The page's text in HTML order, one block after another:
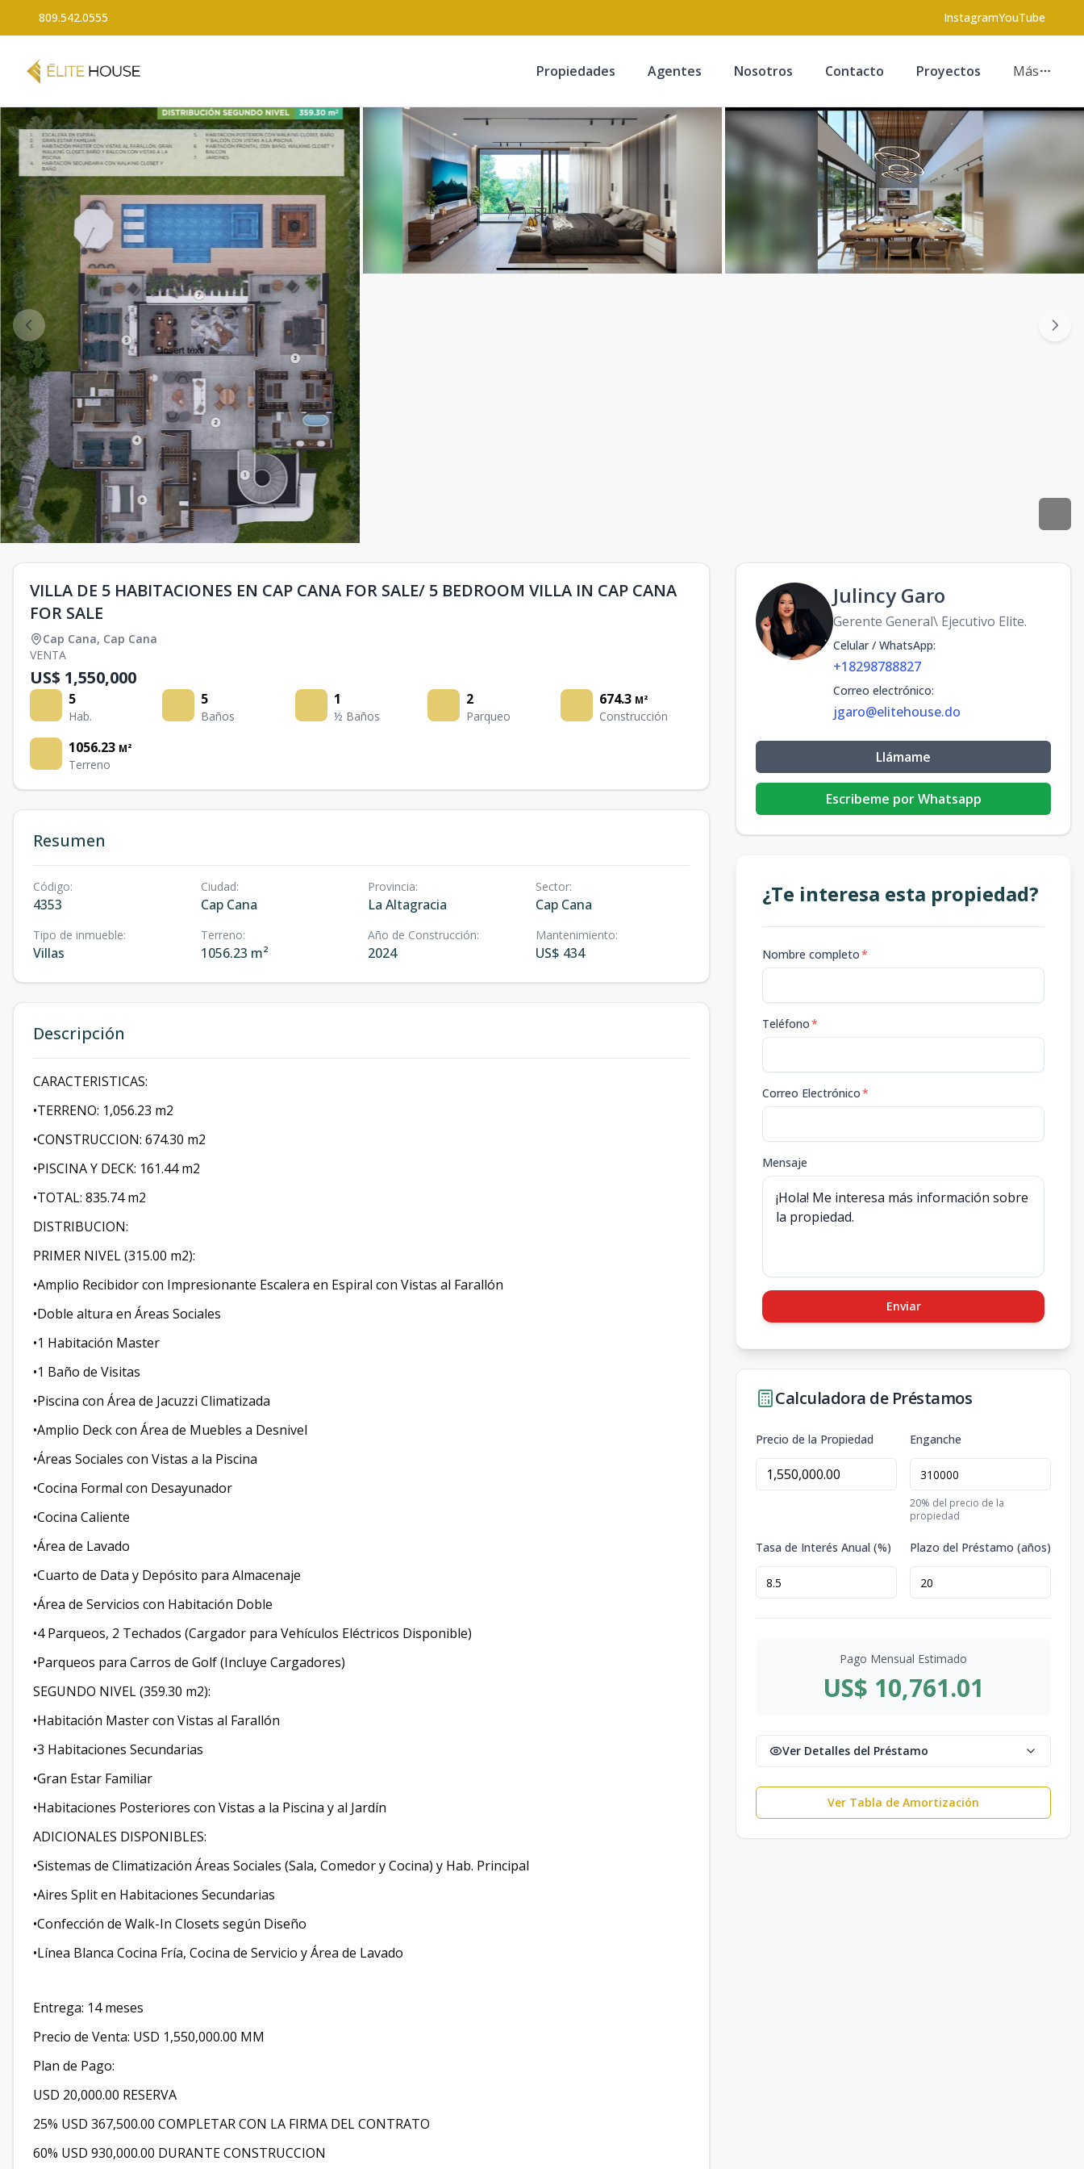
809.542.0555 InstagramYouTube
Propiedades Agentes Nosotros Contacto Proyectos Más
VILLA DE 5 HABITACIONES EN CAP CANA FOR SALE/ 5 BEDROOM VILLA IN CAP CANA
FOR SALE
Cap Cana, Cap Cana
VENTA
US$ 1,550,000
5
Hab.
5
Baños
1
½ Baños
2
Parqueo
674.3 M²
Construcción
1056.23 M²
Terreno
Resumen
Código:
4353
Ciudad:
Cap Cana
Provincia:
La Altagracia
Sector:
Cap Cana
Tipo de inmueble:
Villas
Terreno:
1056.23 m²
Año de Construcción:
2024
Mantenimiento:
US$ 434
Descripción
CARACTERISTICAS:
•TERRENO: 1,056.23 m2
•CONSTRUCCION: 674.30 m2
•PISCINA Y DECK: 161.44 m2
•TOTAL: 835.74 m2
DISTRIBUCION:
PRIMER NIVEL (315.00 m2):
•Amplio Recibidor con Impresionante Escalera en Espiral con Vistas al Farallón
•Doble altura en Áreas Sociales
•1 Habitación Master
•1 Baño de Visitas
•Piscina con Área de Jacuzzi Climatizada
•Amplio Deck con Área de Muebles a Desnivel
•Áreas Sociales con Vistas a la Piscina
•Cocina Formal con Desayunador
•Cocina Caliente
•Área de Lavado
•Cuarto de Data y Depósito para Almacenaje
•Área de Servicios con Habitación Doble
•4 Parqueos, 2 Techados (Cargador para Vehículos Eléctricos Disponible)
•Parqueos para Carros de Golf (Incluye Cargadores)
SEGUNDO NIVEL (359.30 m2):
•Habitación Master con Vistas al Farallón
•3 Habitaciones Secundarias
•Gran Estar Familiar
•Habitaciones Posteriores con Vistas a la Piscina y al Jardín
ADICIONALES DISPONIBLES:
•Sistemas de Climatización Áreas Sociales (Sala, Comedor y Cocina) y Hab. Principal
•Aires Split en Habitaciones Secundarias
•Confección de Walk-In Closets según Diseño
•Línea Blanca Cocina Fría, Cocina de Servicio y Área de Lavado
Entrega: 14 meses
Precio de Venta: USD 1,550,000.00 MM
Plan de Pago:
USD 20,000.00 RESERVA
25% USD 367,500.00 COMPLETAR CON LA FIRMA DEL CONTRATO
60% USD 930,000.00 DURANTE CONSTRUCCION
Julincy Garo
Gerente General\ Ejecutivo Elite.
Celular / WhatsApp:
+18298788827
Correo electrónico:
jgaro@elitehouse.do
Llámame
Escribeme por Whatsapp
¿Te interesa esta propiedad?
Nombre completo*
Teléfono*
Correo Electrónico*
Mensaje
Enviar
Calculadora de Préstamos
Precio de la Propiedad Enganche
20% del precio de la
propiedad
Tasa de Interés Anual (%) Plazo del Préstamo (años)
Pago Mensual Estimado
US$ 10,761.01
Ver Detalles del Préstamo
Ver Tabla de Amortización